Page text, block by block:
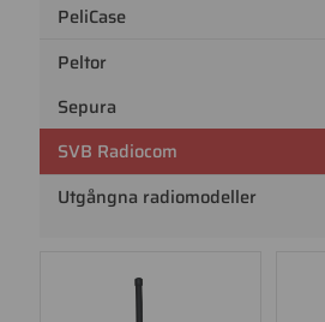
PeliCase
Peltor
Sepura
SVB Radiocom
Utgångna radiomodeller